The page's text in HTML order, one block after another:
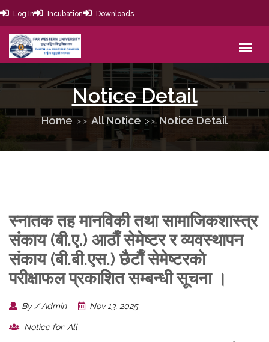
Log In Incubation Downloads
Notice Detail
Home All Notice Notice Detail
स्नातक तह मानविकी तथा सामाजिकशास्त्र
संकाय (बी.ए.) आठाैँ सेमेष्टर र व्यवस्थापन
संकाय (बी.बी.एस.) छैटाैँ सेमेष्टरकाे
परीक्षाफल प्रकाशित सम्बन्धी सूचना ।
By / Admin Nov 13, 2025
Notice for: All